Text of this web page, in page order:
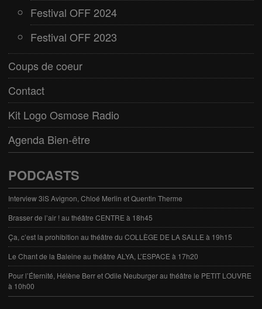
Festival OFF 2024
Festival OFF 2023
Coups de coeur
Contact
Kit Logo Osmose Radio
Agenda Bien-être
PODCASTS
Interview 3iS Avignon, Chloé Merlin et Quentin Therme
Brasser de l’air ! au théâtre CENTRE à 18h45
Ça, c’est la prohibition au théâtre du COLLÈGE DE LA SALLE à 19h15
Le Chant de la Baleine au théâtre ALYA, L’ESPACE à 17h20
Pour l’Éternité, Hélène Berr et Odile Neuburger au théâtre le PETIT LOUVRE
à 10h00